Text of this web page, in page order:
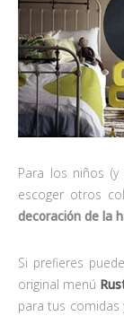
Para los niños
escoger otros
decoración de la
Si prefieres
original menú
para tus comidas